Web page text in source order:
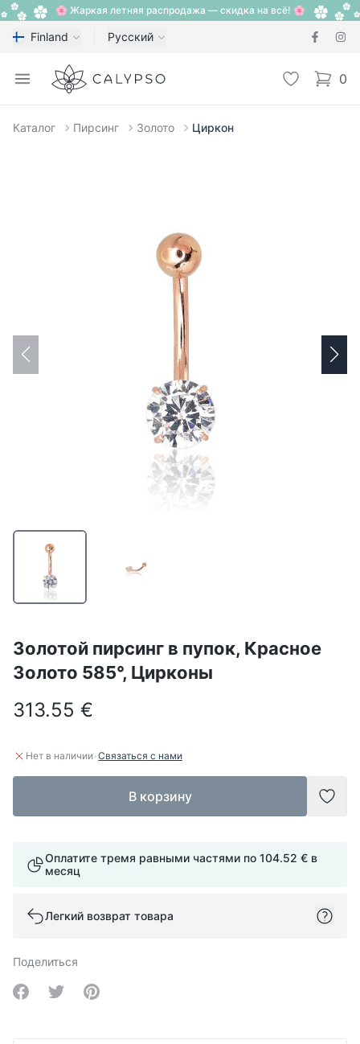
🌸 Жаркая летняя распродажа — скидка на всё! 🌸
Finland Русский
Open menu
Calypso Избранное
0
items
Каталог Пирсинг Золото Циркон
Золотой пирсинг в пупок, Красное
Золото 585°, Цирконы
313.55 €
Нет в наличии·Связаться с нами
В корзину
Оплатите тремя равными частями по 104.52 € в
месяц
Легкий возврат товара
Поделиться
Share on Facebook
Share on Twitter
Share on Pinterest